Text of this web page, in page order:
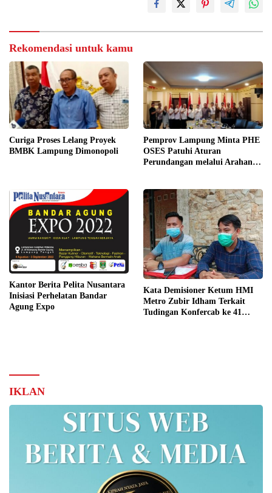
Rekomendasi untuk kamu
Curiga Proses Lelang Proyek
BMBK Lampung Dimonopoli
Pemprov Lampung Minta PHE
OSES Patuhi Aturan
Perundangan melalui Arahan
Kantor Berita Pelita Nusantara
Inisiasi Perhelatan Bandar
Agung Expo
Kata Demisioner Ketum HMI
Metro Zubir Idham Terkait
Tudingan Konfercab ke 41
IKLAN